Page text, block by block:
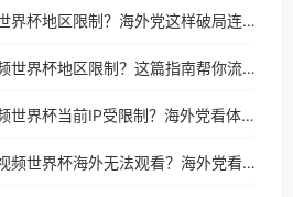
在香港看咪咕视频世界杯地区限制？海外党这样破局连看7天不卡顿！
在俄罗斯看咪咕视频世界杯地区限制？这篇指南帮你流畅看中文解说赛事
在新加坡看咪咕视频世界杯当前IP受限制？海外党看体育赛事的终极破局指南
在澳大利亚看咪咕视频世界杯海外无法观看？海外党看国内体育直播的终极解法